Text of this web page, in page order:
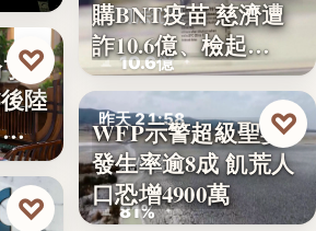
！
陸
…
♡
♡
司法犯罪
10.6億
購BNT疫苗 慈濟遭
詐10.6億、檢起…
昨天 21:58
氣候警報
81%
WFP示警超級聖嬰
發生率逾8成 飢荒人
口恐增4900萬
♡